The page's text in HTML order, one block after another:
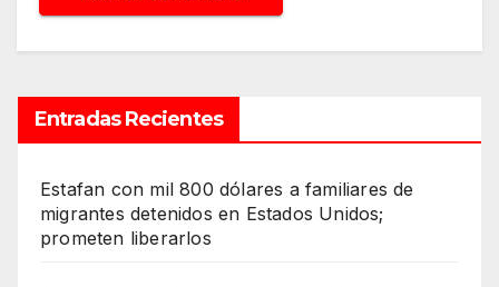
Entradas Recientes
Estafan con mil 800 dólares a familiares de
migrantes detenidos en Estados Unidos;
prometen liberarlos